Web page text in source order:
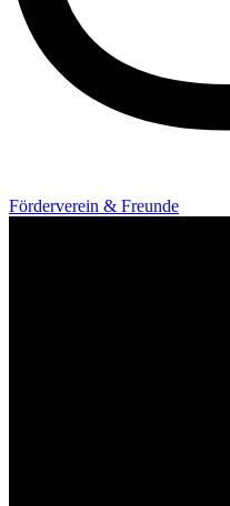
Förderverein & Freunde